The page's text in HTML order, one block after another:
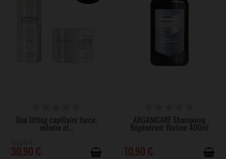
Duo lifting capillaire force,
volume et...
30,90 €
ARGANICARE Shampoing
Régénérant Biotine 400ml
10,90 €